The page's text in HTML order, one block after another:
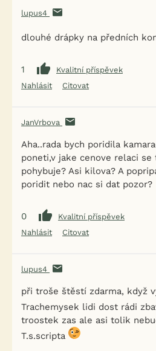
lupus4
dlouhé drápky na předních
1
Kvalitní příspěvek
Nahlásit
Citovat
JanVrbova
Aha..rada bych poridila
poneti,v jake cenove relaci se
pohybuje? Asi kilova? A
poridit nebo nac si dat pozor?
0
Kvalitní příspěvek
Nahlásit
Citovat
lupus4
při troše štěstí zdarma, když
Trachemysek lidi dost rádi
troostek zas ale asi tolik
T.s.scripta